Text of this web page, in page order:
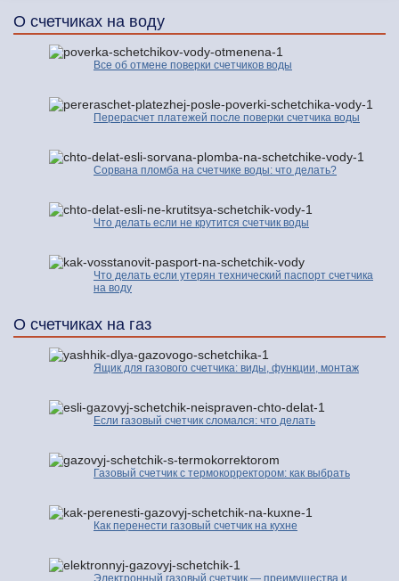
О счетчиках на воду
Все об отмене поверки счетчиков воды
Перерасчет платежей после поверки счетчика воды
Сорвана пломба на счетчике воды: что делать?
Что делать если не крутится счетчик воды
Что делать если утерян технический паспорт счетчика
на воду
О счетчиках на газ
Ящик для газового счетчика: виды, функции, монтаж
Если газовый счетчик сломался: что делать
Газовый счетчик с термокорректором: как выбрать
Как перенести газовый счетчик на кухне
Электронный газовый счетчик — преимущества и